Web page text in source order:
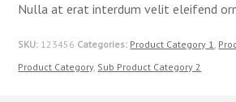
Nulla at erat interdum velit eleifend
SKU: 123456 Categories: Product Category 1,
Product Category, Sub Product Category 2